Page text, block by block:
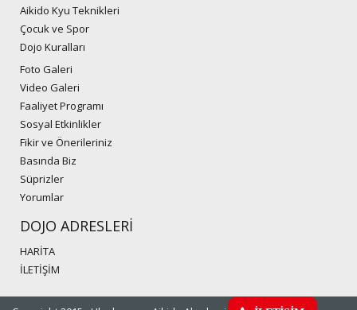
Aikido Kyu Teknikleri
Çocuk ve Spor
Dojo Kuralları
Foto Galeri
Video Galeri
Faaliyet Programı
Sosyal Etkinlikler
Fikir ve Önerileriniz
Basında Biz
Süprizler
Yorumlar
DOJO ADRESLERİ
HARİTA
İLETİŞİM